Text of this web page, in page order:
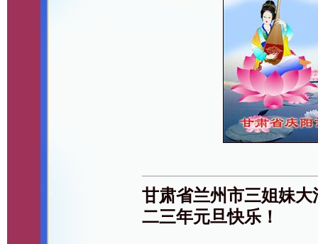
甘肃省兰州市三姐妹
二三年元旦快乐！